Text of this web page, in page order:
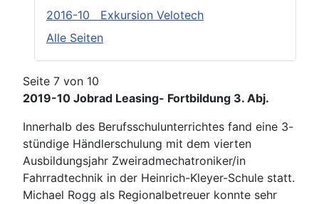
2016-10 Exkursion Velotech
Alle Seiten
Seite 7 von 10
2019-10 Jobrad Leasing- Fortbildung 3. Abj.
Innerhalb des Berufsschulunterrichtes fand eine 3-
stündige Händlerschulung mit dem vierten
Ausbildungsjahr Zweiradmechatroniker/in
Fahrradtechnik in der Heinrich-Kleyer-Schule statt.
Michael Rogg als Regionalbetreuer konnte sehr